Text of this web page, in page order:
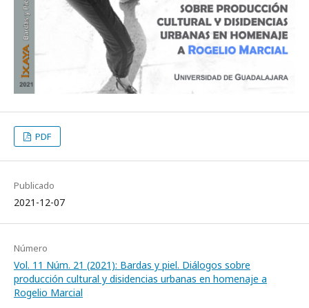
PDF
Publicado
2021-12-07
Número
Vol. 11 Núm. 21 (2021): Bardas y piel. Diálogos sobre
producción cultural y disidencias urbanas en homenaje a
Rogelio Marcial